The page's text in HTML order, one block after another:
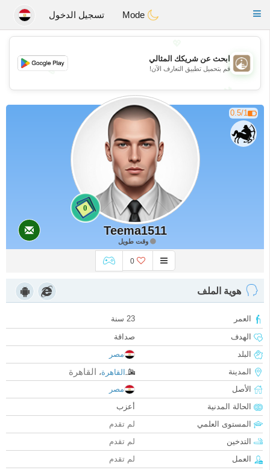
Bahebik
Toggle
تسجيل الدخول
💖
💕
💕
ابحث عن شريكك المثالي
قم بتحميل تطبيق التعارف الآن!
0.5/1
0
Teema1511
وقت طويل
0
هوية الملف
العمر
23 سنة
الهدف
صداقة
البلد
مصر
المدينة
القاهرة، القاهرة
الأصل
مصر
الحالة المدنية
أعزب
المستوى العلمي
لم تقدم
التدخين
لم تقدم
العمل
لم تقدم